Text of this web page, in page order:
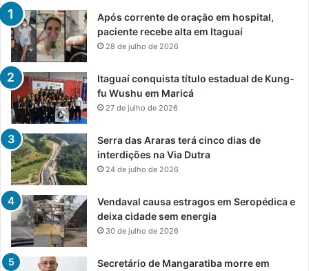
Após corrente de oração em hospital,
paciente recebe alta em Itaguaí
28 de julho de 2026
Itaguaí conquista título estadual de Kung-
fu Wushu em Maricá
27 de julho de 2026
Serra das Araras terá cinco dias de
interdições na Via Dutra
24 de julho de 2026
Vendaval causa estragos em Seropédica e
deixa cidade sem energia
30 de julho de 2026
Secretário de Mangaratiba morre em